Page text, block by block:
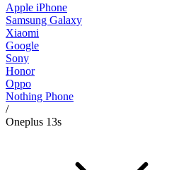
Apple iPhone
Samsung Galaxy
Xiaomi
Google
Sony
Honor
Oppo
Nothing Phone
/
Oneplus 13s